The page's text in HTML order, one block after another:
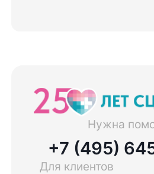
Нужна
+7 (495)
Для клиентов